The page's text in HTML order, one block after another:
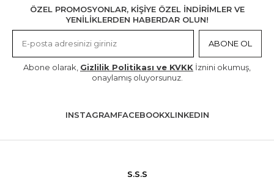
ÖZEL PROMOSYONLAR, KİŞİYE ÖZEL İNDİRİMLER VE
YENİLİKLERDEN HABERDAR OLUN!
ABONE OL
Abone olarak, Gizlilik Politikası ve KVKK İznini okumuş,
onaylamış oluyorsunuz.
INSTAGRAMFACEBOOKXLINKEDIN
S.S.S